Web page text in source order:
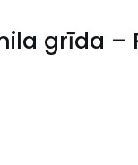
grīda –